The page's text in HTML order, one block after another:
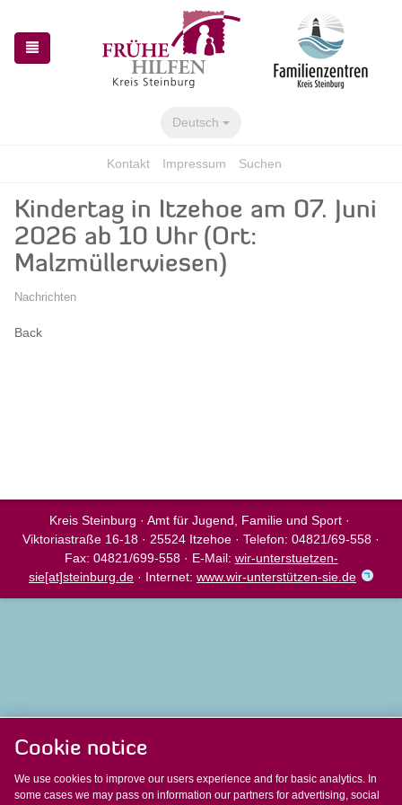
springen
springen
Deutsch
Kontakt Impressum Suchen
Kindertag in Itzehoe am 07. Juni
2026 ab 10 Uhr (Ort:
Malzmüllerwiesen)
Nachrichten
Back
Kreis Steinburg · Amt für Jugend, Familie und Sport ·
Viktoriastraße 16-18 · 25524 Itzehoe · Telefon: 04821/69-558 ·
Fax: 04821/699-558 · E-Mail: wir-unterstuetzen-
sie[at]steinburg.de · Internet: www.wir-unterstützen-sie.de
Cookie notice
We use cookies to improve our users experience and for basic analytics. In
some cases we may pass on information our partners for advertising, social